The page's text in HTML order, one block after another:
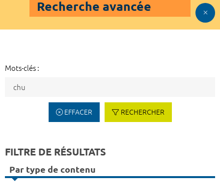
Recherche avancée
Mots-clés :
EFFACER RECHERCHER
FILTRE DE RÉSULTATS
Par type de contenu